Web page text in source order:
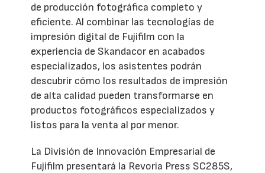
de producción fotográfica completo y
eficiente. Al combinar las tecnologías de
impresión digital de Fujifilm con la
experiencia de Skandacor en acabados
especializados, los asistentes podrán
descubrir cómo los resultados de impresión
de alta calidad pueden transformarse en
productos fotográficos especializados y
listos para la venta al por menor.
La División de Innovación Empresarial de
Fujifilm presentará la Revoria Press SC285S,